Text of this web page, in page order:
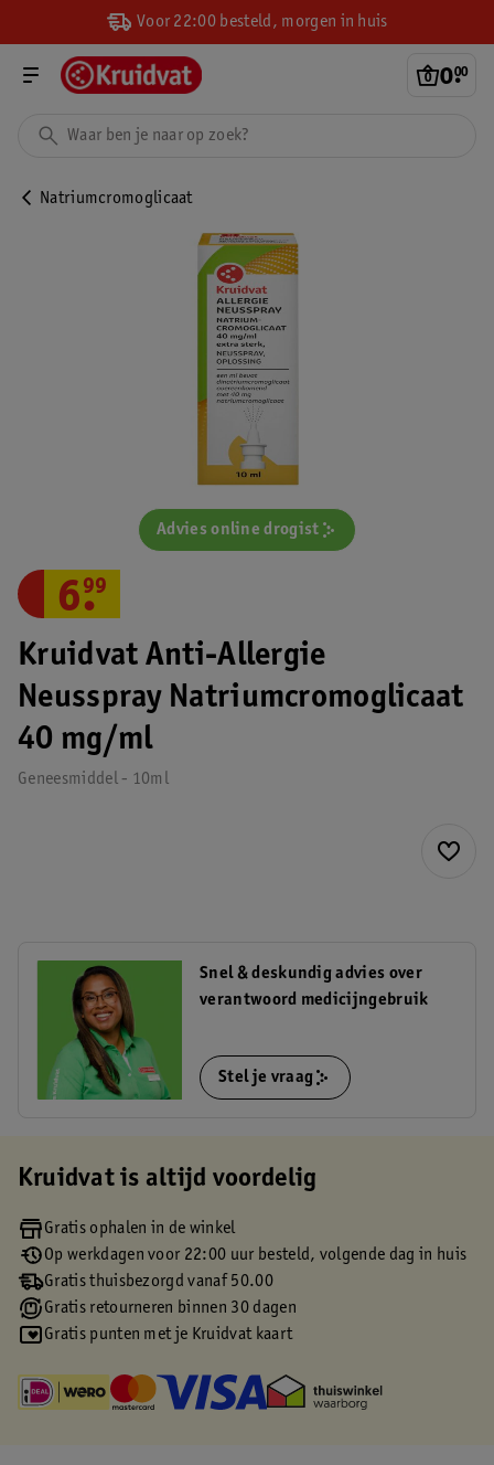
Voor 22:00 besteld, morgen in huis
0.
00
Natriumcromoglicaat
Advies online drogist
Kruidvat Anti-Allergie
Neusspray Natriumcromoglicaat
40 mg/ml
Geneesmiddel - 10ml
6.
99
Snel & deskundig advies over
verantwoord medicijngebruik
Stel je vraag
Kruidvat is altijd voordelig
Gratis ophalen in de winkel
Op werkdagen voor 22:00 uur besteld, volgende dag in huis
Gratis thuisbezorgd vanaf 50.00
Gratis retourneren binnen 30 dagen
Gratis punten met je Kruidvat kaart